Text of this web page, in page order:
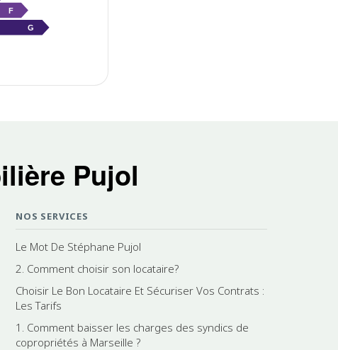
F
G
Pujol
NOS SERVICES
Le Mot De Stéphane Pujol
2. Comment choisir son locataire?
Choisir Le Bon Locataire Et Sécuriser Vos Contrats :
Les Tarifs
1. Comment baisser les charges des syndics de
copropriétés à Marseille ?